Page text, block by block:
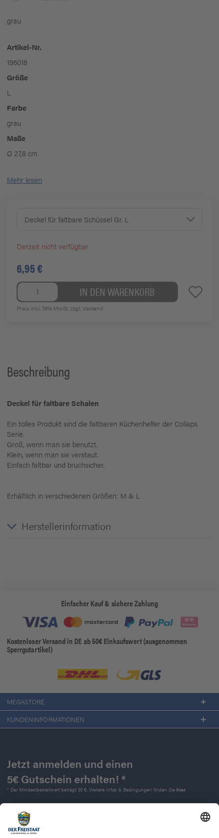
grau
Artikel-Nr.
196018
Größe
L
Farbe
grau
Maße
Ø 27,8 cm
Mehr lesen
Deckel für faltbare Schüssel Gr. L
Derzeit nicht verfügbar
6,95 €
IN DEN WARENKORB
Preis inkl. 19% MwSt.zzgl. Versand
Beschreibung
Deckel für faltbare Schalen
Ein tolles Produkt sind die faltbaren Küchenhelfer der Collaps
Serie.
Groß, wenn man sie benutzt.
Klein, wenn man sie verstaut.
Einfach faltbar und bruchsicher.
Erhältlich in verschiedenen Größen: M & L
Herstellerinformation
Einfacher Kauf & sichere Zahlung
Kostenloser Versand in DE ab 50€ Einkaufswert (ausgenommen
Sperrgutartikel)
MEGASTORE
KUNDENINFORMATIONEN
Jetzt anmelden und einen
5€ Gutschein erhalten! *
* Der Mindestbestellwert beträgt 30 €. Weitere Infos & Bedingungen finden Sie hier.